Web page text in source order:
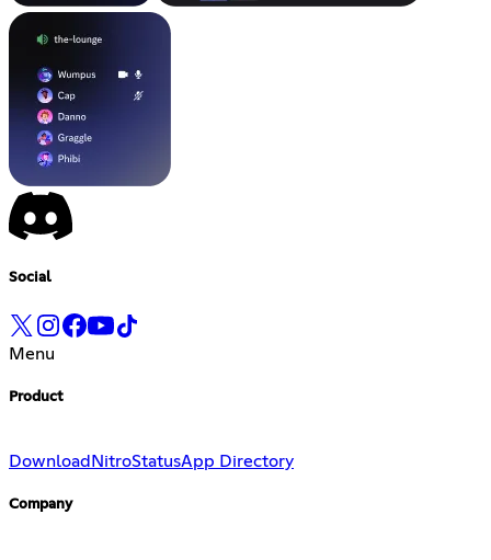
Social
Menu
Product
Download NitroStatusApp Directory
Company